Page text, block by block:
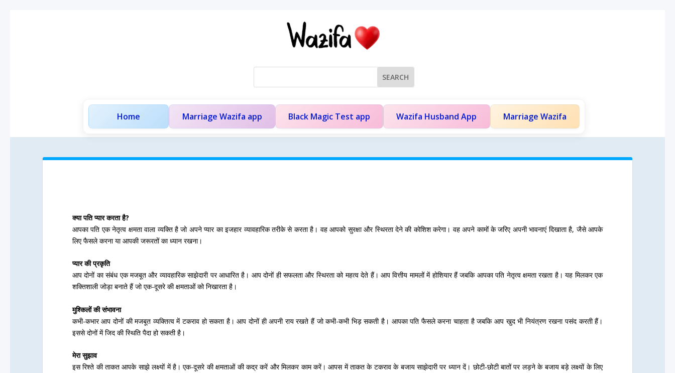
Home Marriage Wazifa app Black Magic Test app Wazifa Husband App Marriage Wazifa
क्या पति प्यार करता है?
आपका पति एक नेतृत्व क्षमता वाला व्यक्ति है जो अपने प्यार का इजहार व्यावहारिक तरीके से करता है। वह आपको सुरक्षा और स्थिरता देने की कोशिश करेगा। वह अपने कामों के जरिए अपनी भावनाएं दिखाता है, जैसे आपके
लिए फैसले करना या आपकी जरूरतों का ध्यान रखना।
प्यार की प्रकृति
आप दोनों का संबंध एक मजबूत और व्यावहारिक साझेदारी पर आधारित है। आप दोनों ही सफलता और स्थिरता को महत्व देते हैं। आप वित्तीय मामलों में होशियार हैं जबकि आपका पति नेतृत्व क्षमता रखता है। यह मिलकर एक
शक्तिशाली जोड़ा बनाते हैं जो एक-दूसरे की क्षमताओं को निखारता है।
मुश्किलों की संभावना
कभी-कभार आप दोनों की मजबूत व्यक्तित्व में टकराव हो सकता है। आप दोनों ही अपनी राय रखते हैं जो कभी-कभी भिड़ सकती है। आपका पति फैसले करना चाहता है जबकि आप खुद भी नियंत्रण रखना पसंद करती हैं।
इससे दोनों में जिद की स्थिति पैदा हो सकती है।
मेरा सुझाव
इस रिश्ते की ताकत आपके साझे लक्ष्यों में है। एक-दूसरे की क्षमताओं की कद्र करें और मिलकर काम करें। आपस में ताकत के टकराव के बजाय साझेदारी पर ध्यान दें। छोटी-छोटी बातों पर लड़ने के बजाय बड़े लक्ष्यों के लिए